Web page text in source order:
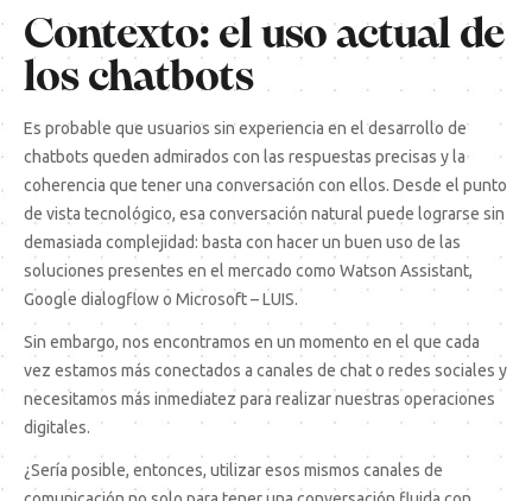
Contexto: el uso actual de
los chatbots
Es probable que usuarios sin experiencia en el desarrollo de
chatbots queden admirados con las respuestas precisas y la
coherencia que tener una conversación con ellos. Desde el punto
de vista tecnológico, esa conversación natural puede lograrse sin
demasiada complejidad: basta con hacer un buen uso de las
soluciones presentes en el mercado como Watson Assistant,
Google dialogflowo Microsoft – LUIS.
Sin embargo, nos encontramos en un momento en el que cada
vez estamos más conectados a canales de chat o redes sociales y
necesitamos más inmediatez para realizar nuestras operaciones
digitales.
¿Sería posible, entonces, utilizar esos mismos canales de